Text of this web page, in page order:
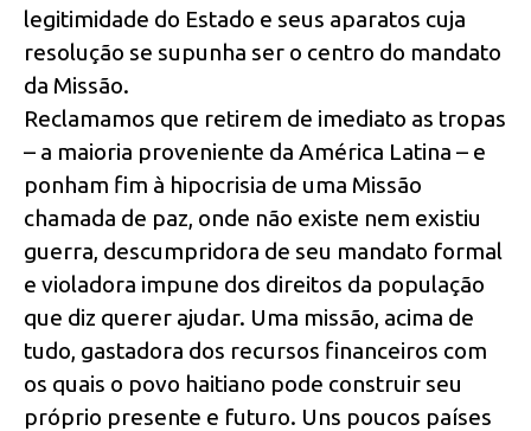
legitimidade do Estado e seus aparatos cuja
resolução se supunha ser o centro do mandato
da Missão.
Reclamamos que retirem de imediato as tropas
– a maioria proveniente da América Latina – e
ponham fim à hipocrisia de uma Missão
chamada de paz, onde não existe nem existiu
guerra, descumpridora de seu mandato formal
e violadora impune dos direitos da população
que diz querer ajudar. Uma missão, acima de
tudo, gastadora dos recursos financeiros com
os quais o povo haitiano pode construir seu
próprio presente e futuro. Uns poucos países